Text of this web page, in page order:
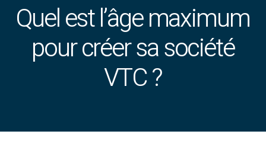
Quel est l’âge maximum
pour créer sa société
VTC ?